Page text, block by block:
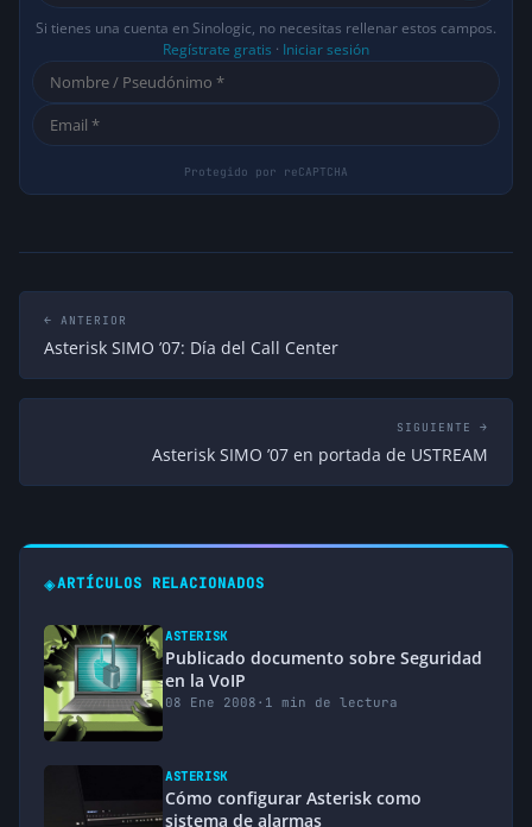
Si tienes una cuenta en Sinologic, no necesitas rellenar estos campos.
Regístrate gratis · Iniciar sesión
← ANTERIOR
Asterisk SIMO ’07: Día del Call Center
SIGUIENTE →
Asterisk SIMO ’07 en portada de USTREAM
◈ARTÍCULOS RELACIONADOS
ASTERISK
Publicado documento sobre Seguridad
en la VoIP
08 Ene 2008 · 1 min de lectura
ASTERISK
Cómo configurar Asterisk como
sistema de alarmas